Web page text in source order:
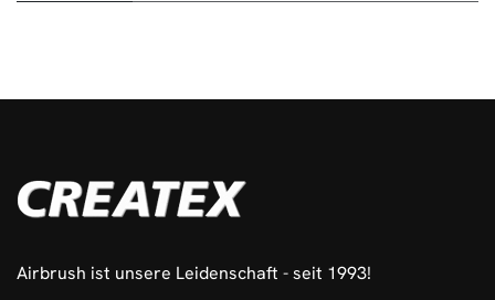
Airbrush ist unsere Leidenschaft - seit 1993!